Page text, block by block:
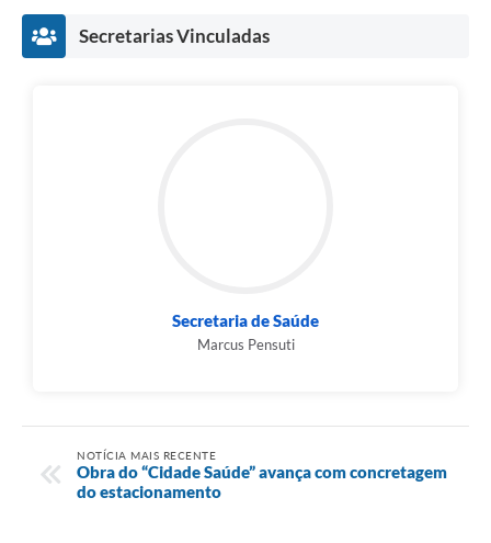
Secretarias Vinculadas
Secretaria de Saúde
Marcus Pensuti
NOTÍCIA MAIS RECENTE
Obra do “Cidade Saúde” avança com concretagem
do estacionamento